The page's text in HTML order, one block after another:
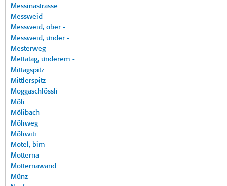
Messinastrasse
Messweid
Messweid, ober -
Messweid, under -
Mesterweg
Mettatag, underem -
Mittagspitz
Mittlerspitz
Moggaschlössli
Möli
Mölibach
Möliweg
Möliwiti
Motel, bim -
Motterna
Motternawand
Münz